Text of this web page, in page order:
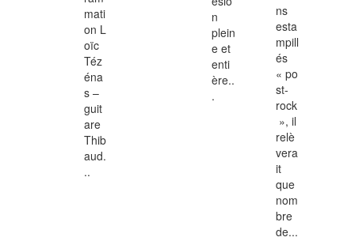
mati
on L
oïc
Téz
éna
s –
guit
are
Thib
aud.
..
n
plein
e et
enti
ère..
.
ns
esta
mpill
és
« po
st-
rock
», il
relè
vera
it
que
nom
bre
de...